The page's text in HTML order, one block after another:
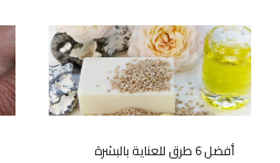
أفضل 6 طرق للعناية بالبشرة